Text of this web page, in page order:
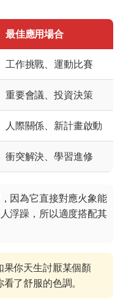
最佳應用場合
工作挑戰、運動比賽
重要會議、投資決策
人際關係、新計畫啟動
衝突解決、學習進修
因為它直接對應火象能
浮躁，所以適度搭配其
果你天生討厭某個顏
了舒服的色調。